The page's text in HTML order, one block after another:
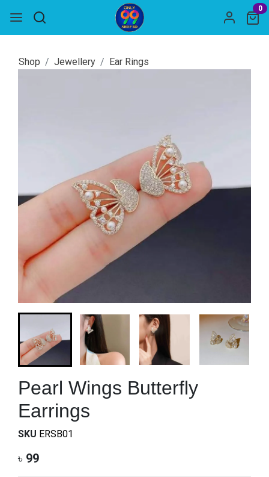
0
Shop Jewellery Ear Rings
Pearl Wings Butterfly
Earrings
SKU ERSB01
৳ 99